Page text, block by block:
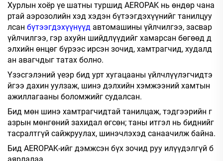
Хурлын хоёр үе шатны туршид AEROPAK нь өндөр чана
ртай аэрозолийн хэд хэдэн бүтээгдэхүүнийг танилцуу
лсан бүтээгдэхүүнүүд автомашины үйлчилгээ, засвар
үйлчилгээ, гэр ахуйн шийдлүүдийг хамарсан бөгөөд д
элхийн өнцөг бүрээс ирсэн зочид, хамтрагчид, худалд
ан авагчдыг татах болно.
Үзэсгэлэний үеэр бид урт хугацааны үйлчлүүлэгчидтэ
йгээ дахин уулзаж, шинэ дэлхийн хэмжээний хамтын
ажиллагааны боломжийг судалсан.
Бид мөн шинэ хамтрагчидтай танилцаж, тэдгээрийн г
азрын мөнгөний захидал өгсөн; таны итгэл нь биднийг
тасралтгүй сайжруулах, шинэчлэхэд санаачилж байна.
Бид AEROPAK-ийг дэмжсэн бүх зочид руу илүүдэлгүй б